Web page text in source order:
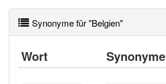
Synonyme für "Belgien"
Wort Synonyme